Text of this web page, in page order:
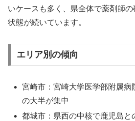
いケースも多く、県全体で薬剤師
状態が続いています。
エリア別の傾向
宮崎市：宮崎大学医学部附属病
の大半が集中
都城市：県西の中核で鹿児島と